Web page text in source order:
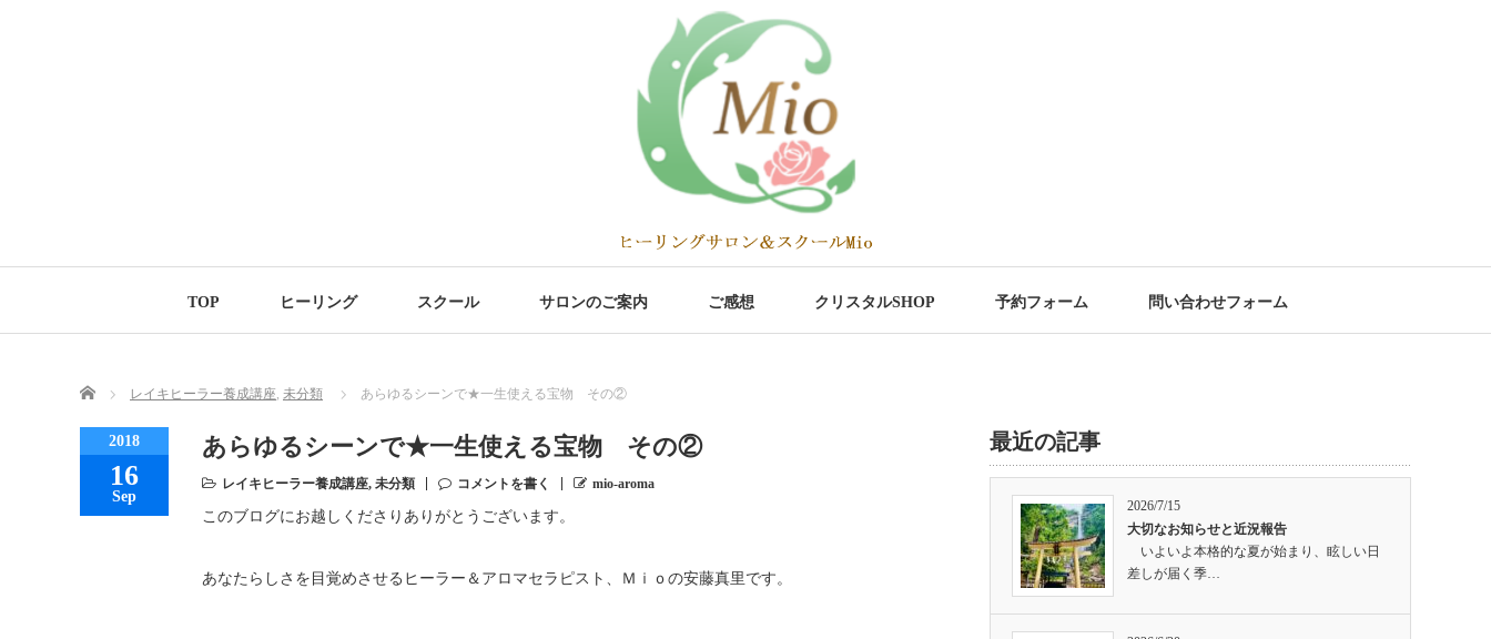
TOP ヒーリング スクール サロンのご案内 ご感想 クリスタルSHOP 予約フォーム 問い合わせフォーム
Home レイキヒーラー養成講座, 未分類 あらゆるシーンで★一生使える宝物 その②
2018
16
Sep
あらゆるシーンで★一生使える宝物 その②
レイキヒーラー養成講座, 未分類 コメントを書く mio-aroma
このブログにお越しくださりありがとうございます。
あなたらしさを目覚めさせるヒーラー＆アロマセラピスト、Ｍｉｏの安藤真里です。
最近の記事
2026/7/15
大切なお知らせと近況報告
いよいよ本格的な夏が始まり、眩しい日
差しが届く季…